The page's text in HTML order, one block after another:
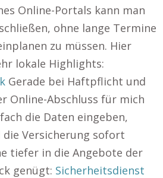
Online-Portals kann man
ohne lange Termine
zu müssen. Hier
lokale Highlights:
Gerade bei Haftpflicht und
Online-Abschluss für mich
die Daten eingeben,
die Versicherung sofort
tiefer in die Angebote der
genügt: Sicherheitsdienst